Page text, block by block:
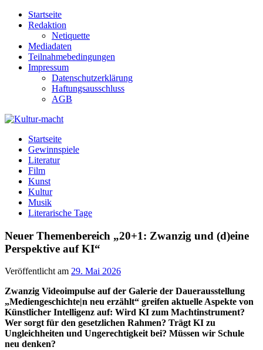
Zum
Inhalt
Startseite
Redaktion
Netiquette
Mediadaten
Teilnahmebedingungen
Impressum
Datenschutzerklärung
Haftungsausschluss
AGB
Kultur-macht
Magazin für Kunst, Literatur, Kultur, Film & Musik
Startseite
Gewinnspiele
Literatur
Film
Kunst
Kultur
Musik
Literarische Tage
Neuer Themenbereich „20+1: Zwanzig und (d)eine
Perspektive auf KI“
Veröffentlicht am 29. Mai 2026
Zwanzig Videoimpulse auf der Galerie der Dauerausstellung
„Mediengeschichte|n neu erzählt“ greifen aktuelle Aspekte von
Künstlicher Intelligenz auf: Wird KI zum Machtinstrument?
Wer sorgt für den gesetzlichen Rahmen? Trägt KI zu
Ungleichheiten und Ungerechtigkeit bei? Müssen wir Schule
neu denken?